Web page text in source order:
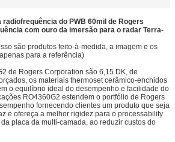
do PWB 60mil de Rogers
com ouro da imersão para o radar Terra-
são produtos feito-à-medida, a imagem e os
para a referência)
de Rogers Corporation são 6,15 DK, de
os materiais thermoset cerâmico-enchidos
o equilíbrio ideal do desempenho e facilidade do
RO4360G2 estendem o portfólio de Rogers
fornecendo clientes um produto que seja
e ofereça a melhor rigidez para o processability
placa da multi-camada, ao reduzir custos do